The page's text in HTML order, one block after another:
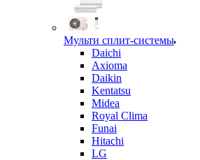
Мульти сплит-системы
Daichi
Axioma
Daikin
Kentatsu
Midea
Royal Clima
Funai
Hitachi
LG